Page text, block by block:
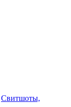
Свитшоты,